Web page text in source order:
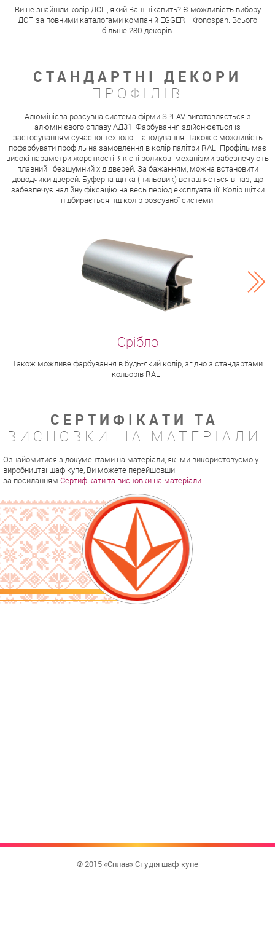
Ви не знайшли колір ДСП, який Ваш цікавить? Є можливість вибору
ДСП за повними каталогами компаній EGGER і Kronospan. Всього
більше 280 декорів.
СТАНДАРТНІ ДЕКОРИ
ПРОФІЛІВ
Алюмінієва розсувна система фірми SPLAV виготовляється з
алюмінієвого сплаву АД31. Фарбування здійснюється із
застосуванням сучасної технології анодування. Також є можливість
пофарбувати профіль на замовлення в колір палітри RAL. Профіль має
високі параметри жорсткості. Якісні роликові механізми забезпечують
плавний і безшумний хід дверей. За бажанням, можна встановити
доводчики дверей. Буферна щітка (пильовик) вставляється в паз, що
забезпечує надійну фіксацію на весь період експлуатації. Колір щітки
підбирається під колір розсувної системи.
Також можливе фарбування в будь-який колір, згідно з стандартами
кольорів RAL .
СЕРТИФІКАТИ ТА
ВИСНОВКИ НА МАТЕРІАЛИ
Ознайомитися з документами на матеріали, які ми використовуємо у
виробництві шаф купе, Ви можете перейшовши
за посиланням Сертифікати та висновки на матеріали
© 2015 «Сплав» Студія шаф купе